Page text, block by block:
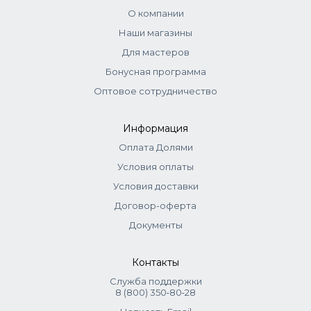
краситель + оксид 1,5% (1:2). Выдержка до
для 3%). Нанести, распределить эмульгирующей
техникой. Выдержка 10-15 мин.
О компании
Наши магазины
Для мастеров
Бонусная программа
Оптовое сотрудничество
Информация
Оплата Долями
Условия оплаты
Условия доставки
Договор-оферта
Документы
Контакты
Служба поддержки
8 (800) 350‑80‑28